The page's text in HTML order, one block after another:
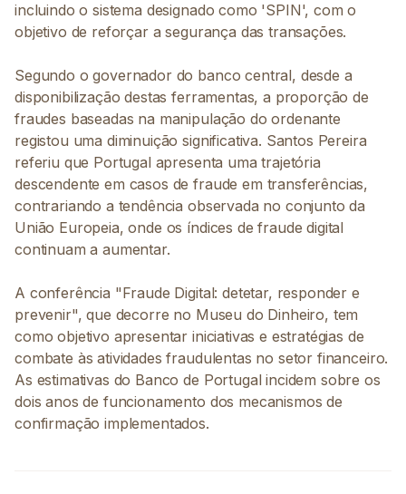
incluindo o sistema designado como 'SPIN', com o
objetivo de reforçar a segurança das transações.
Segundo o governador do banco central, desde a
disponibilização destas ferramentas, a proporção de
fraudes baseadas na manipulação do ordenante
registou uma diminuição significativa. Santos Pereira
referiu que Portugal apresenta uma trajetória
descendente em casos de fraude em transferências,
contrariando a tendência observada no conjunto da
União Europeia, onde os índices de fraude digital
continuam a aumentar.
A conferência "Fraude Digital: detetar, responder e
prevenir", que decorre no Museu do Dinheiro, tem
como objetivo apresentar iniciativas e estratégias de
combate às atividades fraudulentas no setor financeiro.
As estimativas do Banco de Portugal incidem sobre os
dois anos de funcionamento dos mecanismos de
confirmação implementados.